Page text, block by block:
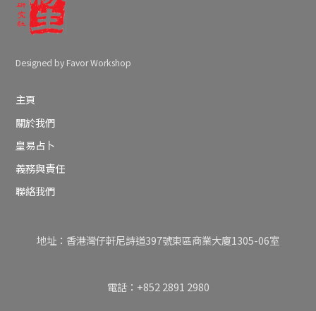
Designed by Favor Workshop
主頁
關於我們
皇易占卜
義務與責任
聯絡我們
地址：香港灣仔軒尼詩道397號東區商業大廈1305-06室
電話：+852 2891 2980